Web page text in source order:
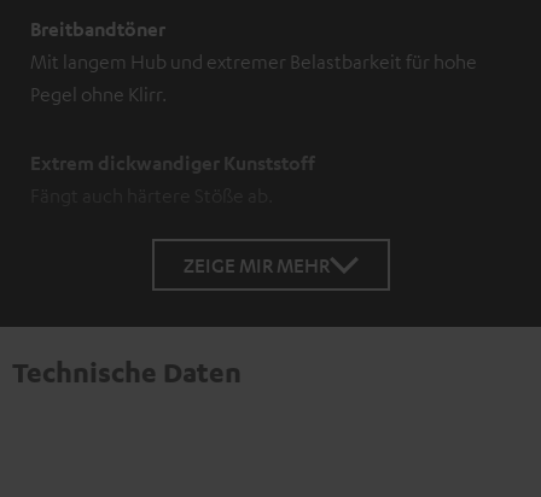
Breitbandtöner
Mit langem Hub und extremer Belastbarkeit für hohe
Pegel ohne Klirr.
Extrem dickwandiger Kunststoff
ZEIGE MIR MEHR
Technische Daten